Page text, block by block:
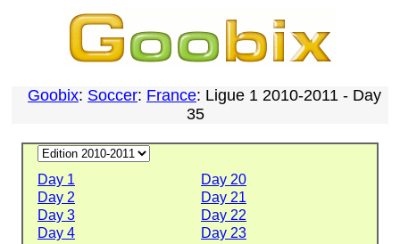
Goobix: Soccer: France: Ligue 1 2010-2011 - Day
35
Day 1
Day 20
Day 2
Day 21
Day 3
Day 22
Day 4
Day 23